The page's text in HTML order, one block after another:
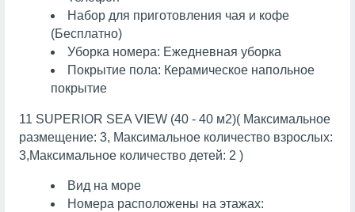
Набор для приготовления чая и кофе
(Бесплатно)
Уборка номера: Ежедневная уборка
Покрытие пола: Керамическое напольное
покрытие
11 SUPERIOR SEA VIEW (40 - 40 м2)( Максимальное
размещение: 3, Максимальное количество взрослых:
3,Максимальное количество детей: 2 )
Вид на море
Номера расположены на этажах: